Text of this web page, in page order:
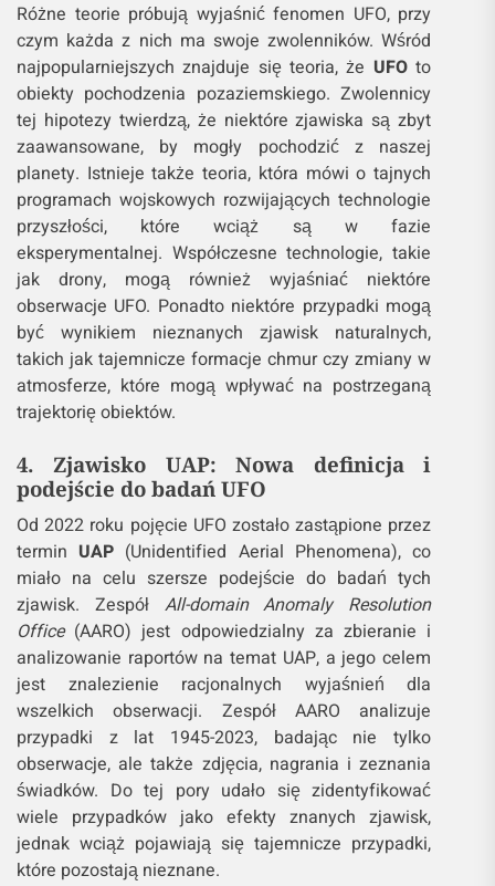
Różne teorie próbują wyjaśnić fenomen UFO, przy
czym każda z nich ma swoje zwolenników. Wśród
najpopularniejszych znajduje się teoria, że UFOto
obiekty pochodzenia pozaziemskiego. Zwolennicy
tej hipotezy twierdzą, że niektóre zjawiska są zbyt
zaawansowane, by mogły pochodzić z naszej
planety. Istnieje także teoria, która mówi o tajnych
programach wojskowych rozwijających technologie
przyszłości, które wciąż są w fazie
eksperymentalnej. Współczesne technologie, takie
jak drony, mogą również wyjaśniać niektóre
obserwacje UFO. Ponadto niektóre przypadki mogą
być wynikiem nieznanych zjawisk naturalnych,
takich jak tajemnicze formacje chmur czy zmiany w
atmosferze, które mogą wpływać na postrzeganą
trajektorię obiektów.
4. Zjawisko UAP: Nowa definicja i
podejście do badań UFO
Od 2022 roku pojęcie UFO zostało zastąpione przez
termin UAP (Unidentified Aerial Phenomena), co
miało na celu szersze podejście do badań tych
zjawisk. Zespół All-domain Anomaly Resolution
Office(AARO) jest odpowiedzialny za zbieranie i
analizowanie raportów na temat UAP, a jego celem
jest znalezienie racjonalnych wyjaśnień dla
wszelkich obserwacji. Zespół AARO analizuje
przypadki z lat 1945-2023, badając nie tylko
obserwacje, ale także zdjęcia, nagrania i zeznania
świadków. Do tej pory udało się zidentyfikować
wiele przypadków jako efekty znanych zjawisk,
jednak wciąż pojawiają się tajemnicze przypadki,
które pozostają nieznane.